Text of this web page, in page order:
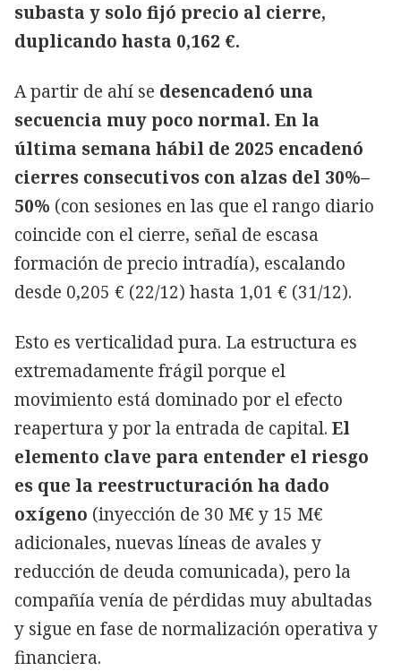
subasta y solo fijó precio al cierre,
duplicando hasta 0,162 €.
A partir de ahí se desencadenó una
secuencia muy poco normal. En la
última semana hábil de 2025 encadenó
cierres consecutivos con alzas del 30%–
50% (con sesiones en las que el rango diario
coincide con el cierre, señal de escasa
formación de precio intradía), escalando
desde 0,205 € (22/12) hasta 1,01 € (31/12).
Esto es verticalidad pura. La estructura es
extremadamente frágil porque el
movimiento está dominado por el efecto
reapertura y por la entrada de capital. El
elemento clave para entender el riesgo
es que la reestructuración ha dado
oxígeno (inyección de 30 M€ y 15 M€
adicionales, nuevas líneas de avales y
reducción de deuda comunicada), pero la
compañía venía de pérdidas muy abultadas
y sigue en fase de normalización operativa y
financiera.